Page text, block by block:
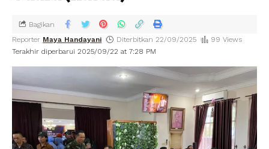
Terakhir diperbarui 2025/09/22 at 7:28 PM
Reporter Maya Handayani Diterbitkan 22/09/2025 99 Views
Bagikan